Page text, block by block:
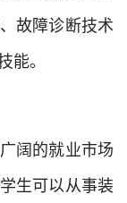
故障诊断技术
能。
阔的就业市场
生可以从事装